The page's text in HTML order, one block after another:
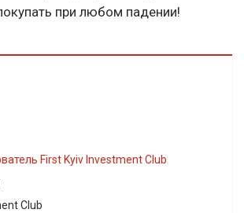
при любом падении!
First Kyiv Investment Club
Club